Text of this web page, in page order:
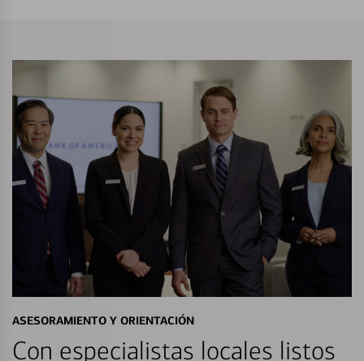
ASESORAMIENTO Y ORIENTACIÓN
Con especialistas locales listos